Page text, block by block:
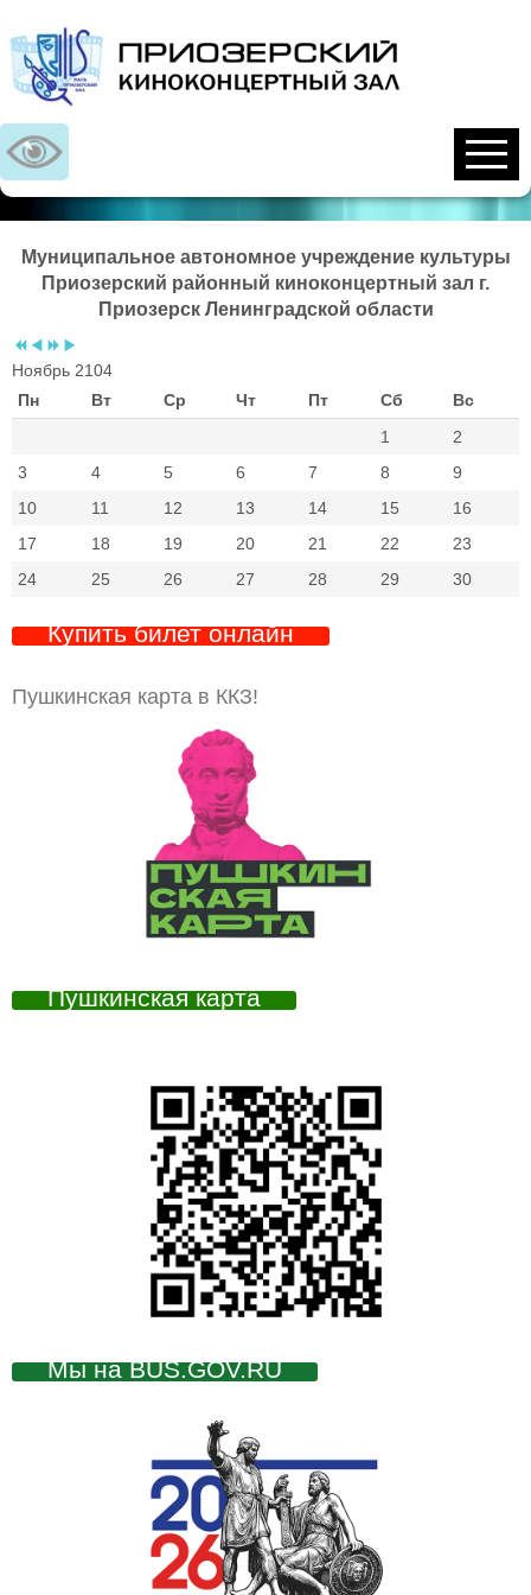
Муниципальное автономное учреждение культуры
Приозерский районный киноконцертный зал г.
Приозерск Ленинградской области
Предыдущий
Предыдущий
Следующий
Следующий
Ноябрь 2104
Пн
Вт Ср Чт Пт Сб
Вс
1
2
3
4 5 6 7 8
9
10
11 12 13 14 15
16
17
18 19 20 21 22
23
24
25 26 27 28 29 30
Купить билет онлайн
Пушкинская карта в ККЗ!
Пушкинская карта
Мы на BUS.GOV.RU